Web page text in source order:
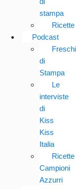
stampa
Ricette
Podcast
Freschi
di
Stampa
Le
interviste
di
Kiss
Kiss
Italia
Ricette
Campioni
Azzurri